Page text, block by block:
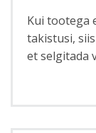
Kui tootega
takistusi,
et selgitada